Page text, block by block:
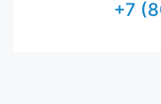
+7